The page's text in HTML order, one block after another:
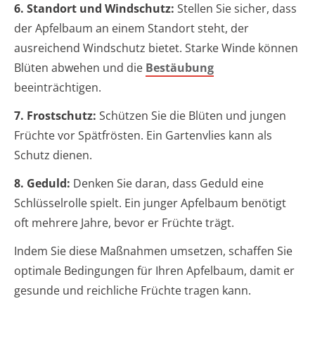
6. Standort und Windschutz: Stellen Sie sicher, dass
der Apfelbaum an einem Standort steht, der
ausreichend Windschutz bietet. Starke Winde können
Blüten abwehen und die Bestäubung
beeinträchtigen.
7. Frostschutz: Schützen Sie die Blüten und jungen
Früchte vor Spätfrösten. Ein Gartenvlies kann als
Schutz dienen.
8. Geduld: Denken Sie daran, dass Geduld eine
Schlüsselrolle spielt. Ein junger Apfelbaum benötigt
oft mehrere Jahre, bevor er Früchte trägt.
Indem Sie diese Maßnahmen umsetzen, schaffen Sie
optimale Bedingungen für Ihren Apfelbaum, damit er
gesunde und reichliche Früchte tragen kann.